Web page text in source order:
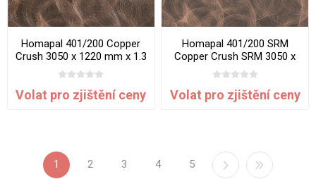
Homapal 401/200 Copper
Crush 3050 x 1220 mm x 1.3
mm
Volat pro zjištění ceny
Homapal 401/200 SRM
Copper Crush SRM 3050 x
1220 mm x 1.3 mm
Volat pro zjištění ceny
1 2 3 4 5